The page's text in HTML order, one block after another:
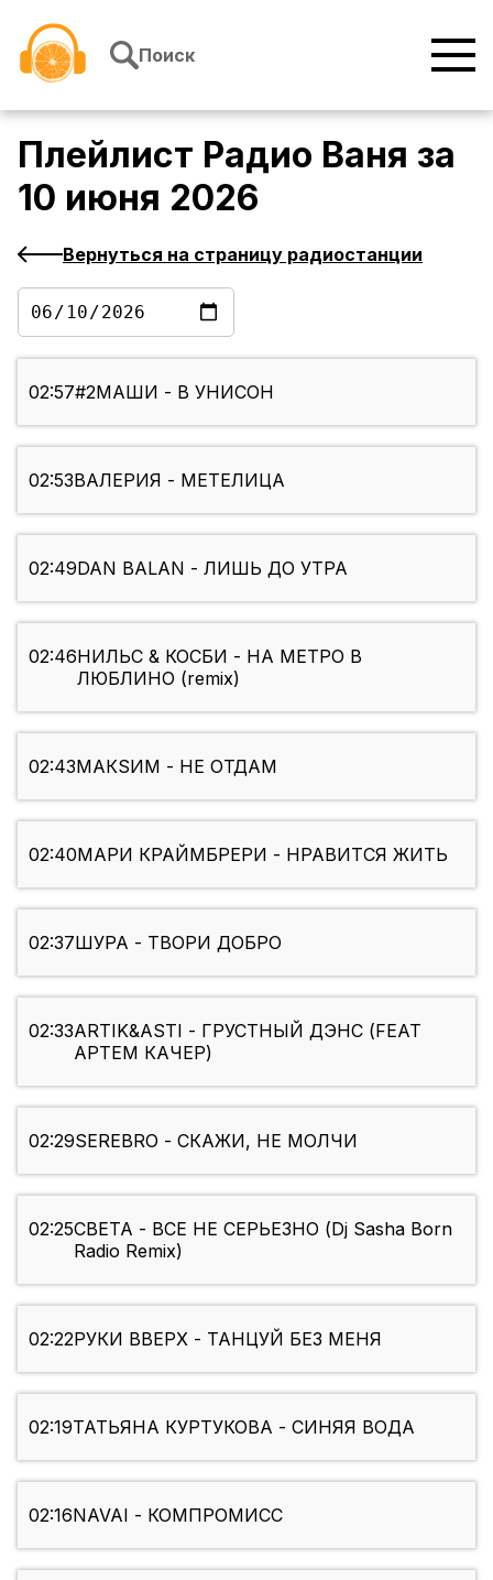
Поиск
Плейлист Радио Ваня за
10 июня 2026
Вернуться на страницу радиостанции
02:57#2МАШИ - В УНИСОН
02:53ВАЛЕРИЯ - МЕТЕЛИЦА
02:49DAN BALAN - ЛИШЬ ДО УТРА
02:46НИЛЬС & КОСБИ - НА МЕТРО В
ЛЮБЛИНО (remix)
02:43МАКSИМ - НЕ ОТДАМ
02:40МАРИ КРАЙМБРЕРИ - НРАВИТСЯ ЖИТЬ
02:37ШУРА - ТВОРИ ДОБРО
02:33ARTIK&ASTI - ГРУСТНЫЙ ДЭНС (FEAT
АРТЕМ КАЧЕР)
02:29SEREBRO - СКАЖИ, НЕ МОЛЧИ
02:25СВЕТА - ВСЕ НЕ СЕРЬЕЗНО (Dj Sasha Born
Radio Remix)
02:22РУКИ ВВЕРХ - ТАНЦУЙ БЕЗ МЕНЯ
02:19ТАТЬЯНА КУРТУКОВА - СИНЯЯ ВОДА
02:16NAVAI - КОМПРОМИСС